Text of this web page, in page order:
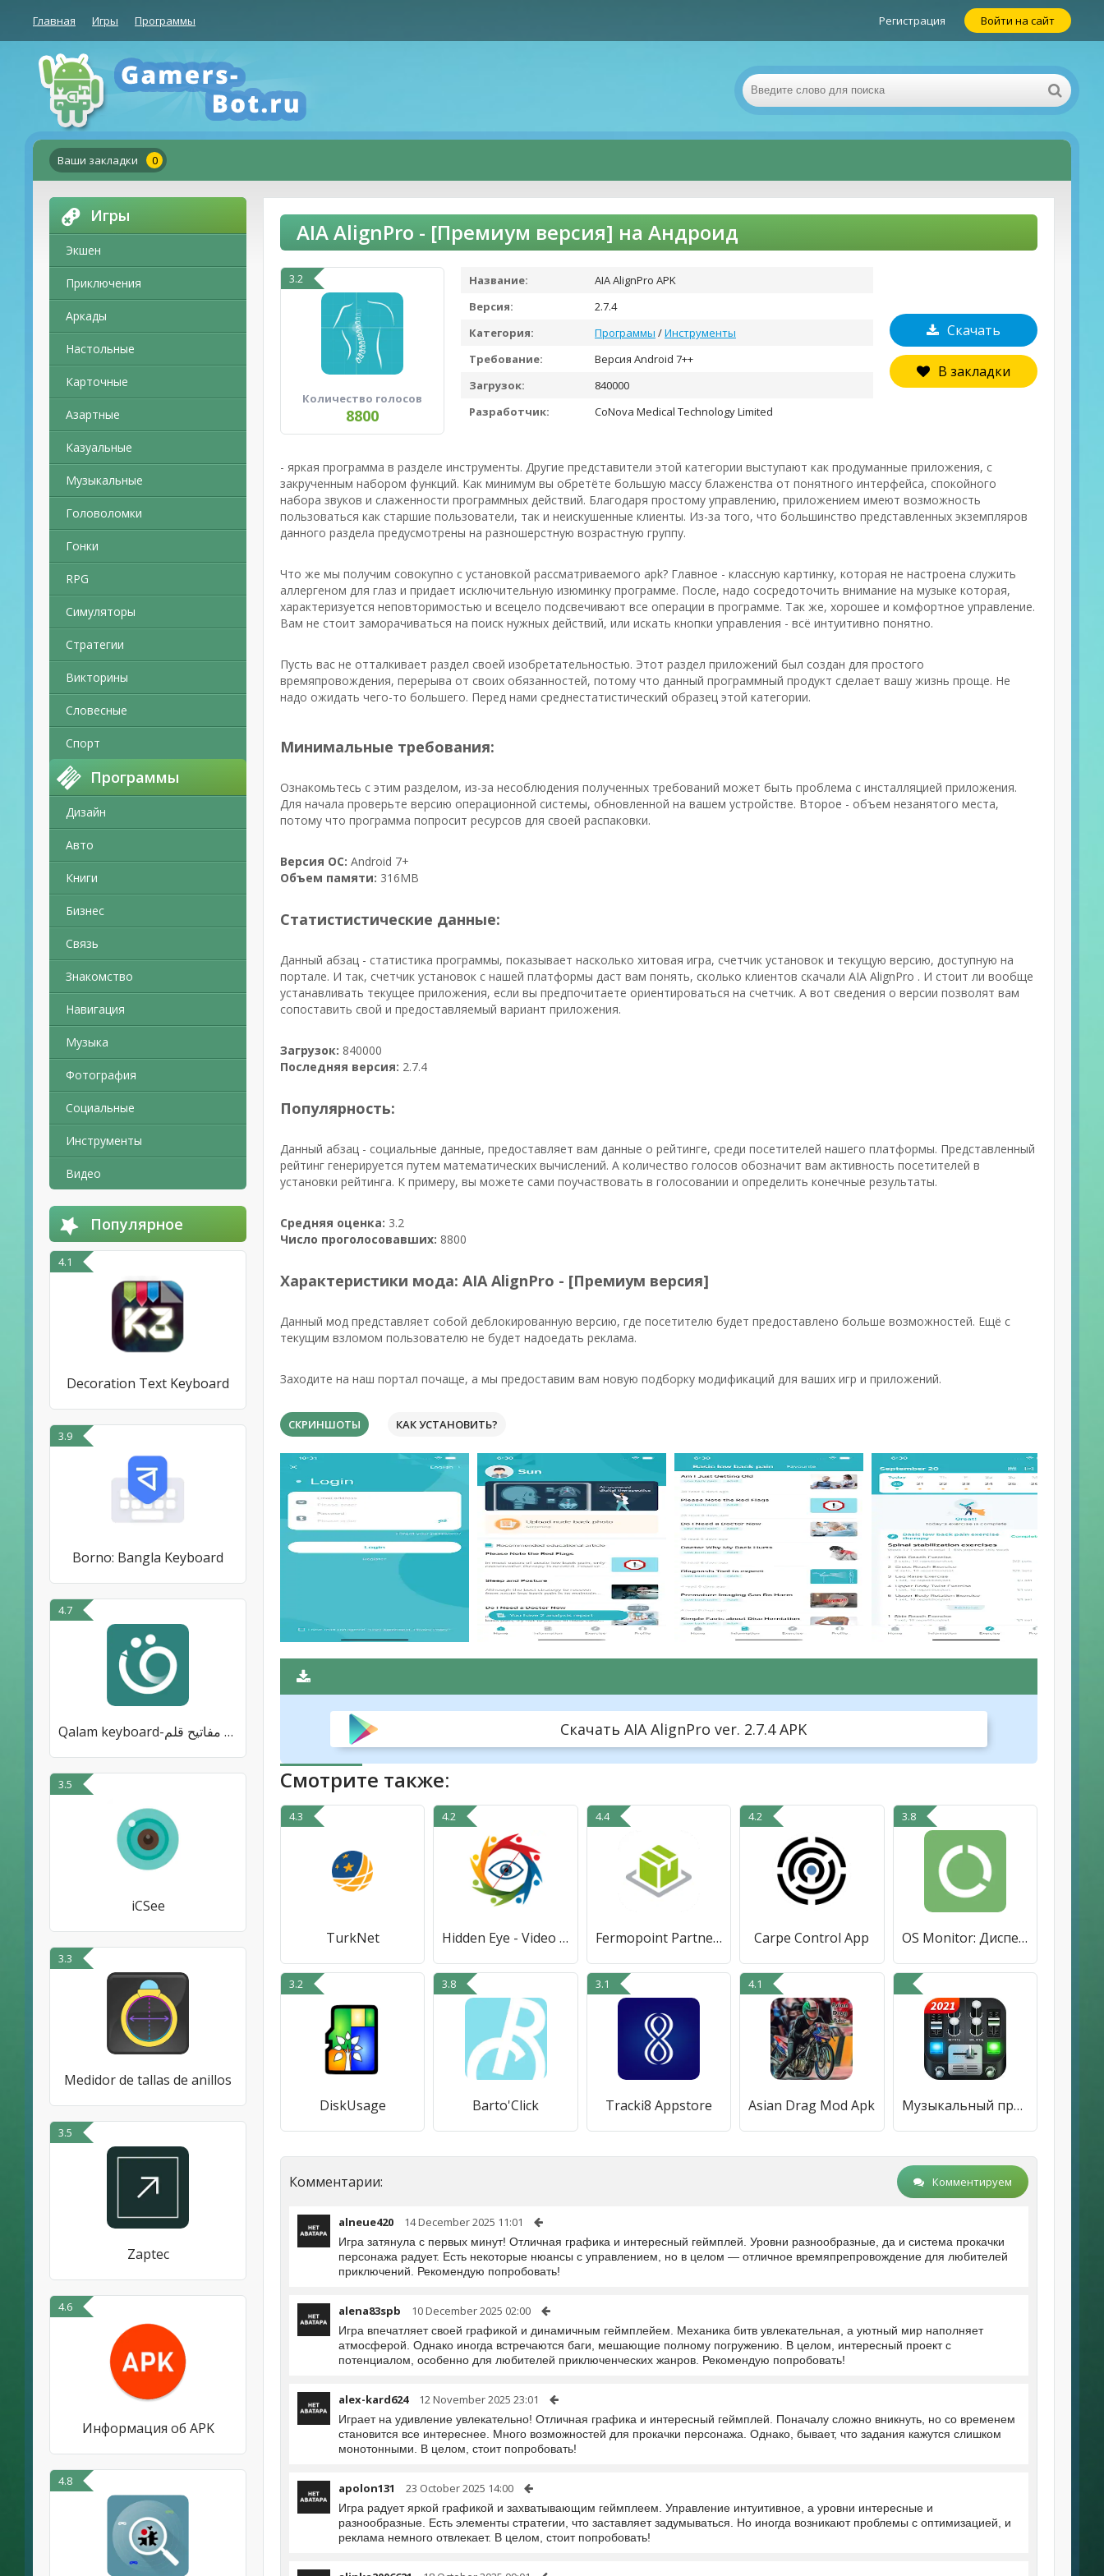
Главная Игры Программы Регистрация Войти на сайт
Ваши закладки 0
Игры
Экшен
Приключения
Аркады
Настольные
Карточные
Азартные
Казуальные
Музыкальные
Головоломки
Гонки
RPG
Симуляторы
Стратегии
Викторины
Словесные
Спорт
Программы
Дизайн
Авто
Книги
Бизнес
Связь
Знакомство
Навигация
Музыка
Фотография
Социальные
Инструменты
Видео
Популярное
4.1
Decoration Text Keyboard
3.9
Borno: Bangla Keyboard
4.7
Qalam keyboard-لوحة مفاتيح قلم
3.5
iCSee
3.3
Medidor de tallas de anillos
3.5
Zaptec
4.6
Информация об APK
4.8
AIA AlignPro - [Премиум версия] на Андроид
3.2
Количество голосов
8800
Скачать
В закладки
Название:
AIA AlignPro APK
Версия:
2.7.4
Категория:
Программы /Инструменты
Требование:
Версия Android 7++
Загрузок:
840000
Разработчик:
CoNova Medical Technology Limited
- яркая программа в разделе инструменты. Другие представители этой категории выступают как продуманные приложения, с
закрученным набором функций. Как минимум вы обретёте большую массу блаженства от понятного интерфейса, спокойного
набора звуков и слаженности программных действий. Благодаря простому управлению, приложением имеют возможность
пользоваться как старшие пользователи, так и неискушенные клиенты. Из-за того, что большинство представленных экземпляров
данного раздела предусмотрены на разношерстную возрастную группу.
Что же мы получим совокупно с установкой рассматриваемого apk? Главное - классную картинку, которая не настроена служить
аллергеном для глаз и придает исключительную изюминку программе. После, надо сосредоточить внимание на музыке которая,
характеризуется неповторимостью и всецело подсвечивают все операции в программе. Так же, хорошее и комфортное управление.
Вам не стоит заморачиваться на поиск нужных действий, или искать кнопки управления - всё интуитивно понятно.
Пусть вас не отталкивает раздел своей изобретательностью. Этот раздел приложений был создан для простого
времяпровождения, перерыва от своих обязанностей, потому что данный программный продукт сделает вашу жизнь проще. Не
надо ожидать чего-то большего. Перед нами среднестатистический образец этой категории.
Минимальные требования:
Ознакомьтесь с этим разделом, из-за несоблюдения полученных требований может быть проблема с инсталляцией приложения.
Для начала проверьте версию операционной системы, обновленной на вашем устройстве. Второе - объем незанятого места,
потому что программа попросит ресурсов для своей распаковки.
Версия ОС: Android 7+
Объем памяти: 316MB
Статистистические данные:
Данный абзац - статистика программы, показывает насколько хитовая игра, счетчик установок и текущую версию, доступную на
портале. И так, счетчик установок с нашей платформы даст вам понять, сколько клиентов скачали AIA AlignPro . И стоит ли вообще
устанавливать текущее приложения, если вы предпочитаете ориентироваться на счетчик. А вот сведения о версии позволят вам
сопоставить свой и предоставляемый вариант приложения.
Загрузок: 840000
Последняя версия: 2.7.4
Популярность:
Данный абзац - социальные данные, предоставляет вам данные о рейтинге, среди посетителей нашего платформы. Представленный
рейтинг генерируется путем математических вычислений. А количество голосов обозначит вам активность посетителей в
установки рейтинга. К примеру, вы можете сами поучаствовать в голосовании и определить конечные результаты.
Средняя оценка: 3.2
Число проголосовавших: 8800
Характеристики мода: AIA AlignPro - [Премиум версия]
Данный мод представляет собой деблокированную версию, где посетителю будет предоставлено больше возможностей. Ещё с
текущим взломом пользователю не будет надоедать реклама.
Заходите на наш портал почаще, а мы предоставим вам новую подборку модификаций для ваших игр и приложений.
СКРИНШОТЫ КАК УСТАНОВИТЬ?
Скачать AIA AlignPro ver. 2.7.4 APK
Смотрите также:
4.3
TurkNet
4.2
Hidden Eye - Video Recorder
4.4
Fermopoint Partners
4.2
Carpe Control App
3.8
OS Monitor: Диспетчер Задач
3.2
DiskUsage
3.8
Barto'Click
3.1
Tracki8 Appstore
4.1
Asian Drag Mod Apk Музыкальный проигрыватель - Аудиоплей
Комментарии: Комментируем
alneue420 14 December 2025 11:01
Игра затянула с первых минут! Отличная графика и интересный геймплей. Уровни разнообразные, да и система прокачки
персонажа радует. Есть некоторые нюансы с управлением, но в целом — отличное времяпрепровождение для любителей
приключений. Рекомендую попробовать!
alena83spb 10 December 2025 02:00
Игра впечатляет своей графикой и динамичным геймплейем. Механика битв увлекательная, а уютный мир наполняет
атмосферой. Однако иногда встречаются баги, мешающие полному погружению. В целом, интересный проект с
потенциалом, особенно для любителей приключенческих жанров. Рекомендую попробовать!
alex-kard624 12 November 2025 23:01
Играет на удивление увлекательно! Отличная графика и интересный геймплей. Поначалу сложно вникнуть, но со временем
становится все интереснее. Много возможностей для прокачки персонажа. Однако, бывает, что задания кажутся слишком
монотонными. В целом, стоит попробовать!
apolon131 23 October 2025 14:00
Игра радует яркой графикой и захватывающим геймплеем. Управление интуитивное, а уровни интересные и
разнообразные. Есть элементы стратегии, что заставляет задумываться. Но иногда возникают проблемы с оптимизацией, и
реклама немного отвлекает. В целом, стоит попробовать!